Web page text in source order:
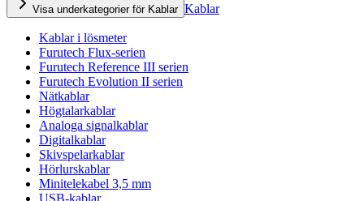
Visa underkategorier för Kablar Kablar
Kablar i lösmeter
Furutech Flux-serien
Furutech Reference III serien
Furutech Evolution II serien
Nätkablar
Högtalarkablar
Analoga signalkablar
Digitalkablar
Skivspelarkablar
Hörlurskablar
Minitelekabel 3,5 mm
USB-kablar